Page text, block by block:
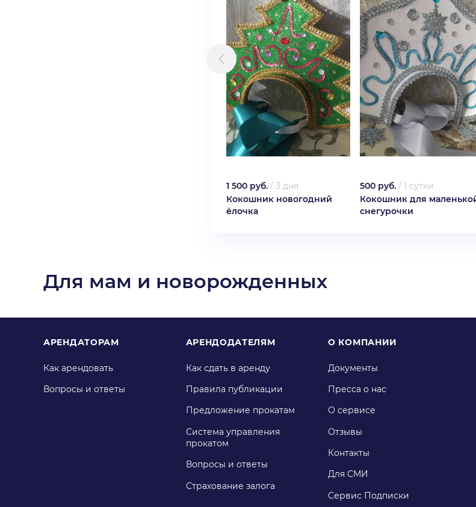
1 500 руб. / 3 дня
Кокошник новогодний
ёлочка
500 руб. / 1 сутки
Кокошник для
снегурочки
Для мам и новорожденных
АРЕНДАТОРАМ
Как арендовать
Вопросы и ответы
АРЕНДОДАТЕЛЯМ
Как сдать в аренду
Правила публикации
Предложение прокатам
Система управления
прокатом
Вопросы и ответы
Страхование залога
О КОМПАНИИ
Документы
Пресса о нас
О сервисе
Отзывы
Контакты
Для СМИ
Сервис Подписки